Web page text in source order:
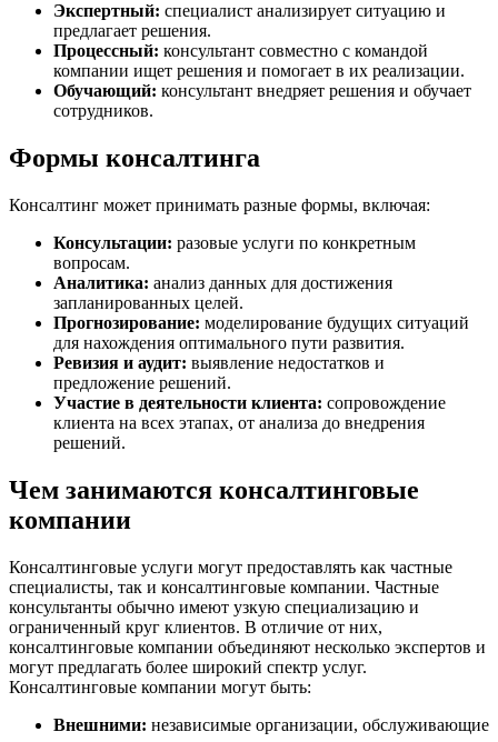
Экспертный: специалист анализирует ситуацию и
предлагает решения.
Процессный: консультант совместно с командой
компании ищет решения и помогает в их реализации.
Обучающий: консультант внедряет решения и обучает
сотрудников.
Формы консалтинга
Консалтинг может принимать разные формы, включая:
Консультации: разовые услуги по конкретным
вопросам.
Аналитика: анализ данных для достижения
запланированных целей.
Прогнозирование: моделирование будущих ситуаций
для нахождения оптимального пути развития.
Ревизия и аудит: выявление недостатков и
предложение решений.
Участие в деятельности клиента: сопровождение
клиента на всех этапах, от анализа до внедрения
решений.
Чем занимаются консалтинговые
компании
Консалтинговые услуги могут предоставлять как частные
специалисты, так и консалтинговые компании. Частные
консультанты обычно имеют узкую специализацию и
ограниченный круг клиентов. В отличие от них,
консалтинговые компании объединяют несколько экспертов и
могут предлагать более широкий спектр услуг.
Консалтинговые компании могут быть:
Внешними: независимые организации, обслуживающие